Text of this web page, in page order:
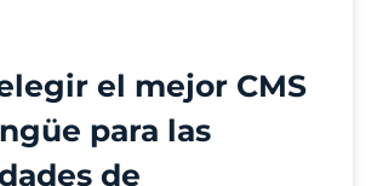
el mejor CMS
para las
de